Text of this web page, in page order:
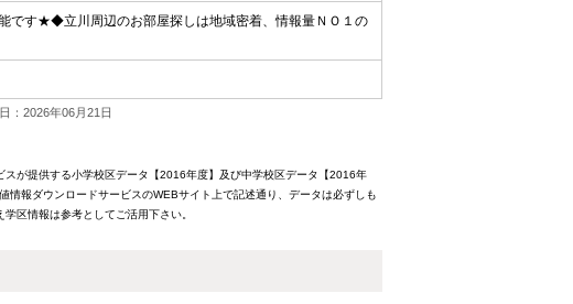
です★◆立川周辺のお部屋探しは地域密着、情報量ＮＯ１の
：2026年06月21日
が提供する小学校区データ【2016年度】及び中学校区データ【2016年
報ダウンロードサービスのWEBサイト上で記述通り、データは必ずしも
区情報は参考としてご活用下さい。